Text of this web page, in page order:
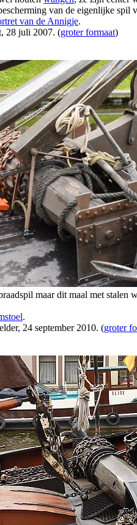
van de eigenlijke spil
van de Annigje.
28 juli 2007. (groter formaat)
maar dit maal met
.
24 september 2010. (groter